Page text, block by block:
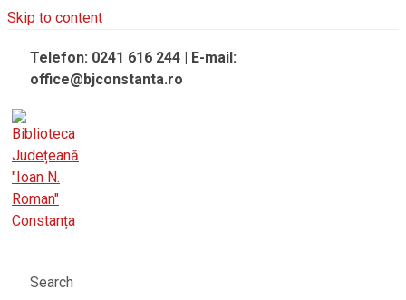
Skip to content
Telefon: 0241 616 244 | E-mail:
office@bjconstanta.ro
Search